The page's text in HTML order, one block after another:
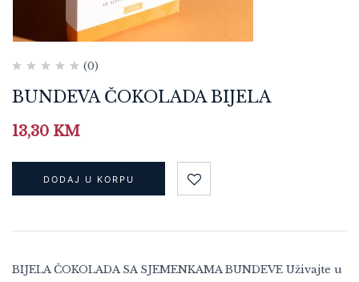
(0)
BUNDEVA ČOKOLADA BIJELA
13,30 KM
DODAJ U KORPU
BIJELA ČOKOLADA SA SJEMENKAMA BUNDEVE Uživajte u